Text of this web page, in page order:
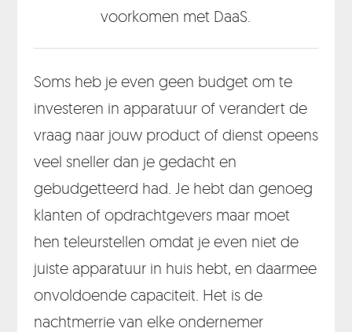
voorkomen met DaaS.
Soms heb je even geen budget om te
investeren in apparatuur of verandert de
vraag naar jouw product of dienst opeens
veel sneller dan je gedacht en
gebudgetteerd had. Je hebt dan genoeg
klanten of opdrachtgevers maar moet
hen teleurstellen omdat je even niet de
juiste apparatuur in huis hebt, en daarmee
onvoldoende capaciteit. Het is de
nachtmerrie van elke ondernemer